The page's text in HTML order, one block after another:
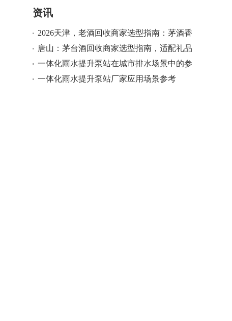
资讯
2026天津，老酒回收商家选型指南：茅酒香
名酒回收，适配多场景老酒回收需求
唐山：茅台酒回收商家选型指南，适配礼品
回收多场景需求
一体化雨水提升泵站在城市排水场景中的参
考
一体化雨水提升泵站厂家应用场景参考